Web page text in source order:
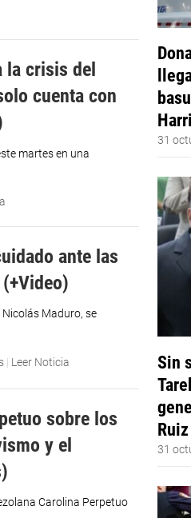
la crisis del
cuenta con
martes en una
ante las
Nicolás Maduro, se
| Leer Noticia
sobre los
y el
Carolina Perpetuo
31
Sin
31